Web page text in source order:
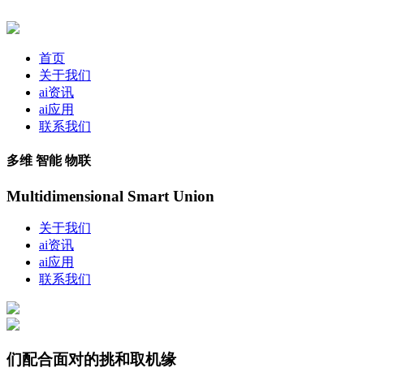
首页
关于我们
ai资讯
ai应用
联系我们
多维 智能 物联
Multidimensional Smart Union
关于我们
ai资讯
ai应用
联系我们
们配合面对的挑和取机缘